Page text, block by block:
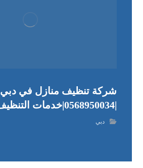
شركة تنظيف منازل في دبي
|0568950034|خدمات التنظيف
دبي